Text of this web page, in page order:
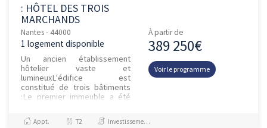
: HÔTEL DES TROIS
MARCHANDS
Nantes - 44000
1 logement disponible
Un ancien établissement
hôtelier vaste et
lumineuxL'édifice est
constitué de trois bâtiments
:Le premier immeuble a été
situé sur la rue Armand
Brossard. Le d...
À partir de
389 250€
Voir le programme
Appt. T2 Investissement et Défiscalisation